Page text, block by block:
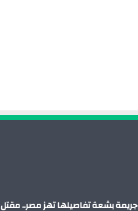
جريمة بشعة تفاصيلها تهز مصر.. مقتل